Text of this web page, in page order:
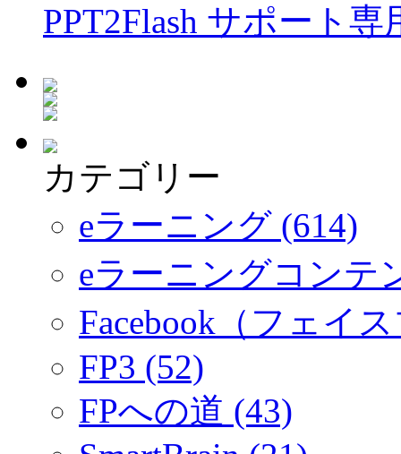
PPT2Flash サポート
カテゴリー
eラーニング (614)
eラーニングコンテ
Facebook（フェイ
FP3 (52)
FPへの道 (43)